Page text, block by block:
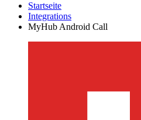
Startseite
Integrations
MyHub Android Call